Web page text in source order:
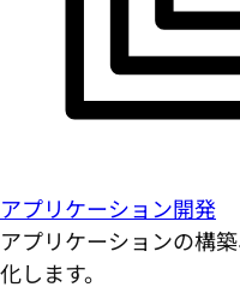
アプリケーション開発
アプリケーションの構
化します。